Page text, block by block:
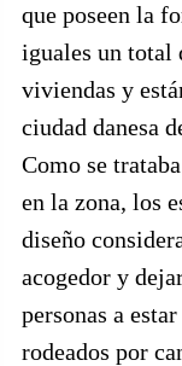
que poseen la
iguales un total
viviendas y
ciudad danesa
Como se
en la zona, los
diseño
acogedor y
personas a
rodeados por